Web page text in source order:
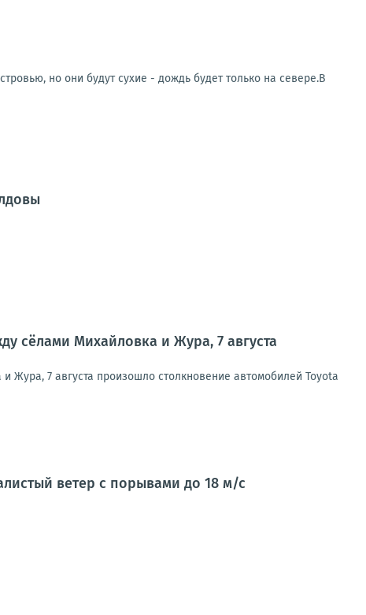
но они будут сухие - дождь будет только на севере.В
сёлами Михайловка и Жура, 7 августа
7 августа произошло столкновение автомобилей Toyota
ветер с порывами до 18 м/с